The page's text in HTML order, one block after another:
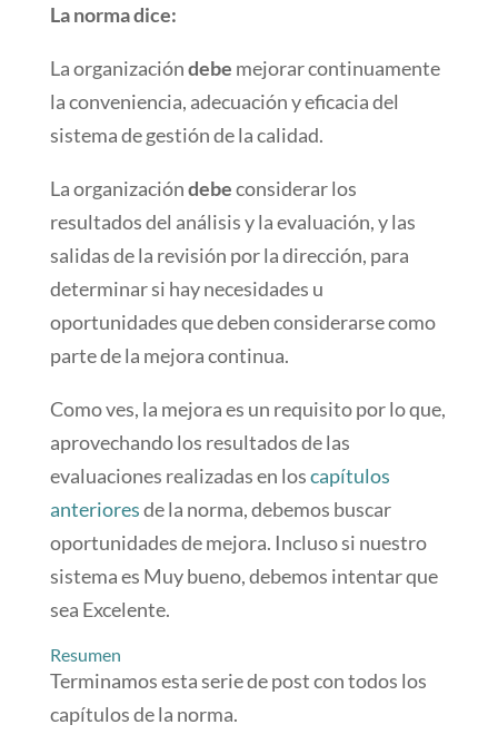
La norma dice:
La organizacióndebe mejorar continuamente
la conveniencia, adecuación y eficacia del
sistema de gestión de la calidad.
La organizacióndebeconsiderar los
resultados del análisis y la evaluación, y las
salidas de la revisión por la dirección, para
determinar si hay necesidades u
oportunidades que deben considerarse como
parte de la mejora continua.
Como ves, la mejora es un requisito por lo que,
aprovechando los resultados de las
evaluaciones realizadas en loscapítulos
anterioresde la norma, debemos buscar
oportunidades de mejora. Incluso si nuestro
sistema es Muy bueno, debemos intentar que
sea Excelente.
Resumen
Terminamos esta serie de post con todos los
capítulos de la norma.